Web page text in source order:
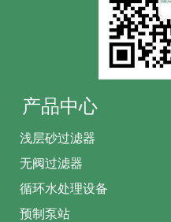
产品中心
浅层砂过滤器
无阀过滤器
循环水处理设备
预制泵站